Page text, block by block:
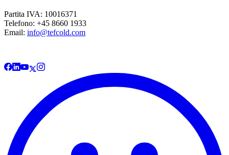
Partita IVA: 10016371
Telefono: +45 8660 1933
Email: info@tefcold.com